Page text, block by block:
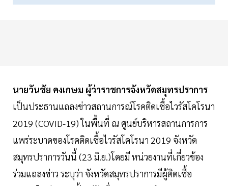
นายวันชัย คงเกษม ผู้ว่าราชการจังหวัดสมุทรปราการ
เป็นประธานแถลงข่าวสถานการณ์โรคติดเชื้อไวรัสโคโรนา
2019 (COVID-19) ในพื้นที่ ณ ศูนย์บริหารสถานการการ
แพร่ระบาดของโรคติดเชื้อไวรัสโคโรนา 2019 จังหวัด
สมุทรปราการวันนี้ (23 มิ.ย.)โดยมี หน่วยงานที่เกี่ยวข้อง
ร่วมแถลงข่าว ระบุว่า จังหวัดสมุทรปราการมีผู้ติดเชื้อ